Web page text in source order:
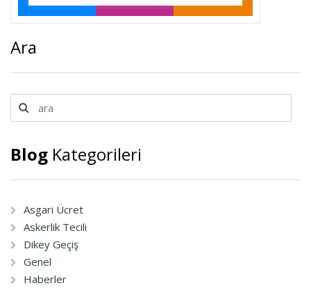
Ara
Blog Kategorileri
Asgari Ücret
Askerlik Tecili
Dikey Geçiş
Genel
Haberler